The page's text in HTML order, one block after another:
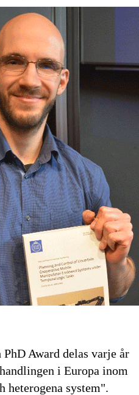
Award delas varje år
i Europa inom
system".